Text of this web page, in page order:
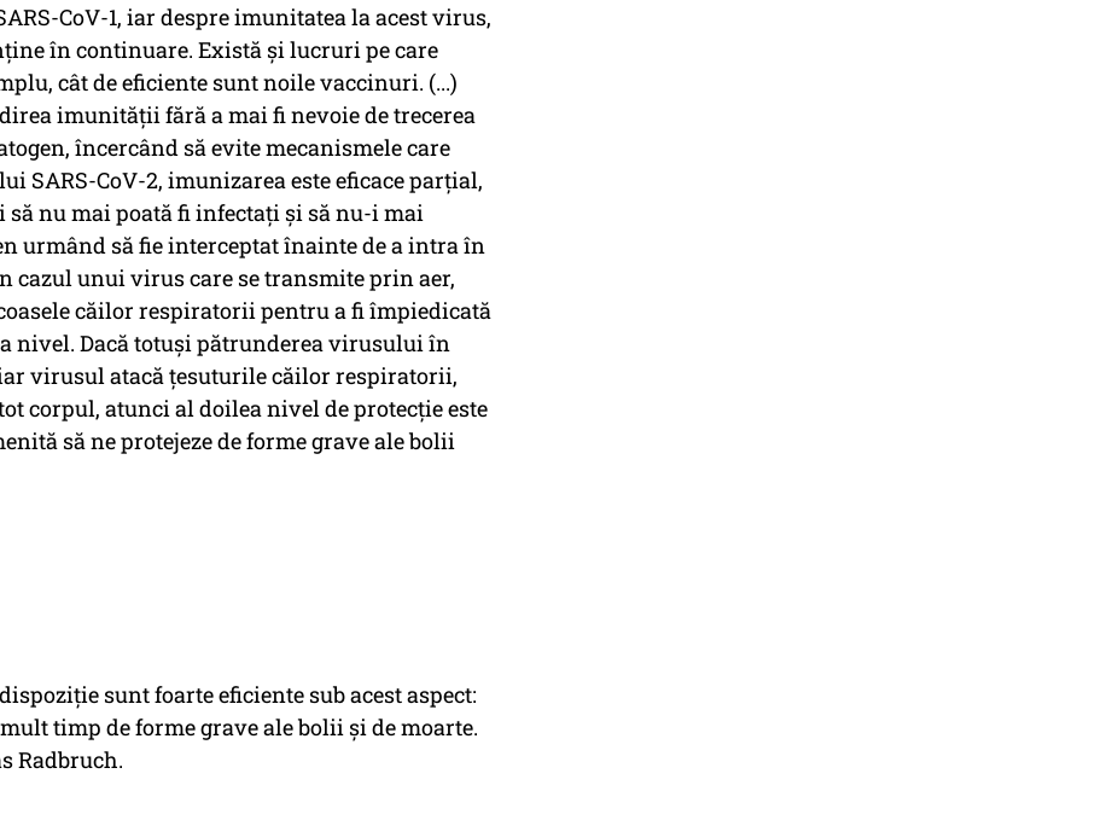
CoV-1, iar despre imunitatea la acest virus,
în continuare. Există și lucruri pe care
cât de eficiente sunt noile vaccinuri. (...)
imunității fără a mai fi nevoie de trecerea
încercând să evite mecanismele care
SARS-CoV-2, imunizarea este eficace parțial,
să nu mai poată fi infectați și să nu-i mai
urmând să fie interceptat înainte de a intra în
cazul unui virus care se transmite prin aer,
căilor respiratorii pentru a fi împiedicată
nivel. Dacă totuși pătrunderea virusului în
virusul atacă țesuturile căilor respiratorii,
corpul, atunci al doilea nivel de protecție este
să ne protejeze de forme grave ale bolii
sunt foarte eficiente sub acest aspect:
timp de forme grave ale bolii și de moarte.
Radbruch.